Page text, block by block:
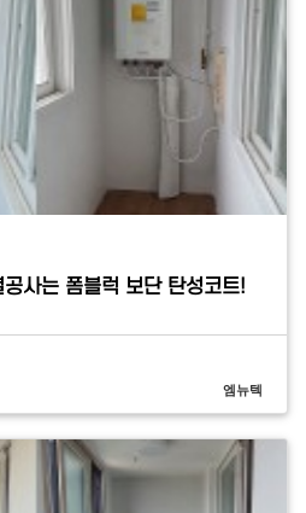
공사는 폼블럭 보단 탄성코트!
엠뉴텍